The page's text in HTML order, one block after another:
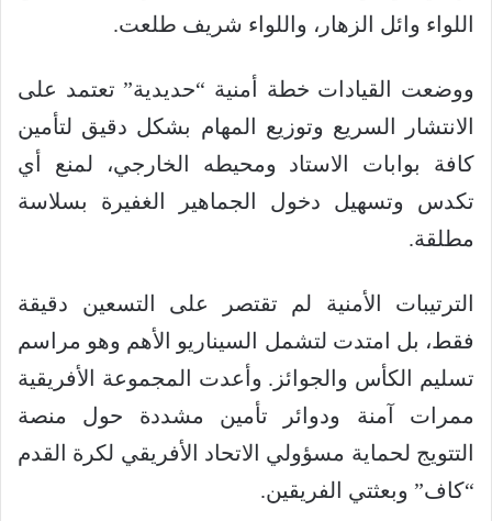
اللواء وائل الزهار، واللواء شريف طلعت.
ووضعت القيادات خطة أمنية “حديدية” تعتمد على
الانتشار السريع وتوزيع المهام بشكل دقيق لتأمين
كافة بوابات الاستاد ومحيطه الخارجي، لمنع أي
تكدس وتسهيل دخول الجماهير الغفيرة بسلاسة
مطلقة.
الترتيبات الأمنية لم تقتصر على التسعين دقيقة
فقط، بل امتدت لتشمل السيناريو الأهم وهو مراسم
تسليم الكأس والجوائز. وأعدت المجموعة الأفريقية
ممرات آمنة ودوائر تأمين مشددة حول منصة
التتويج لحماية مسؤولي الاتحاد الأفريقي لكرة القدم
“كاف” وبعثتي الفريقين.